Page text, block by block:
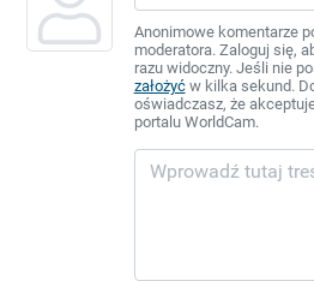
Anonimowe komentarze
moderatora. Zaloguj się,
razu widoczny. Jeśli nie
założyćw kilka sekund.
oświadczasz, że
portalu WorldCam.